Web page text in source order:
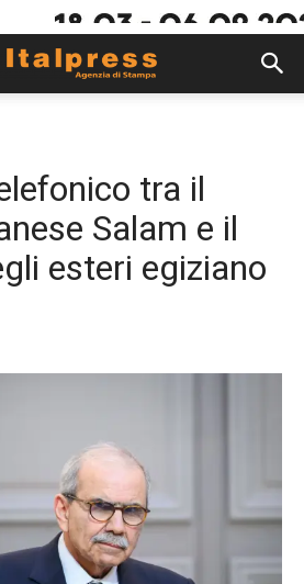
tra il
Salam e il
esteri egiziano